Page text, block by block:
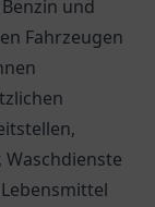
und
Fahrzeugen
Waschdienste